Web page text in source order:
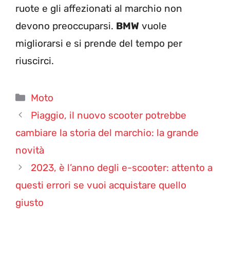
ruote e gli affezionati al marchio non
devono preoccuparsi. BMW vuole
migliorarsi e si prende del tempo per
riuscirci.
Categorie
Moto
Piaggio, il nuovo scooter potrebbe
cambiare la storia del marchio: la grande
novità
2023, è l’anno degli e-scooter: attento a
questi errori se vuoi acquistare quello
giusto